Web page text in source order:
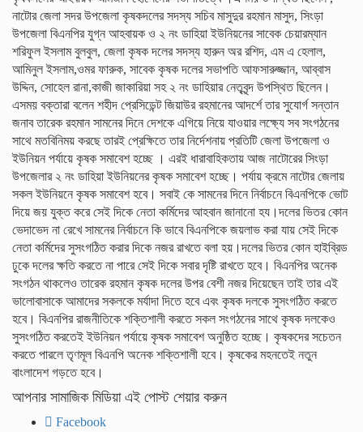
নাটোর জেলা সদর উপজেলা কৃষকদলের সদস্য সচিব মাসুদুর রহমান মাসুদ, সিংড়া
উপজেলা বিএনপির যুগ্ন আহবায়ক ও ২ নং ডাহিয়া ইউনিয়নের সাবেক চেয়ারম্যান
শরিফুল ইসলাম বুলবুল, জেলা কৃষক দলের সদস্য হারুন অর রশিদ, এম এ হেলাল,
আমিনুল ইসলাম,ওমর ফারুক, সাবেক কৃষক দলের সভাপতি আফসারুজ্জান, আব্বাস
উদ্দিন, সোহেল রানা,কাজী জাকারিয়া সহ ২ নং ডাহিয়ার নেতৃবৃন্দ উপস্থিত ছিলেন।
এসময় বক্তারা বলেন শহীদ প্রেসিডেন্ট জিয়াউর রহমানের আদর্শে তার সুযোর্গ সন্তান
জনাব তারেক রহমান সামনের দিনে দেশকে এগিয়ে নিয়ে যাওয়ার লক্ষ্যে সব সংগঠনের
সাথে মতবিনিময় করছে তারই প্রেক্ষিতে তার নির্দেশনায় প্রতিটি জেলা উপজেলা ও
ইউনিয়ন পর্যায়ে কৃষক সমাবেশ হচ্ছে । এরই ধারাবাহিকতায় আজ নাটোরের সিংড়া
উপজেলার ২ নং ডাহিয়া ইউনিয়নের কৃষক সমাবেশ হচ্ছে। পর্যায় ক্রমে নাটোর জেলায়
সকল ইউনিয়নে কৃষক সমাবেশ হবে। সবাই কে সামনের দিনে নির্বাচনে বিএনপিকে ভোট
দিয়ে জয় যুক্ত করে সেই দিকে নেতা কর্মিদের আহবান জানানো হয।দলের ভিতর কোন
ভেদাভেদ না রেখে সামনের নির্বাচনে কি ভাবে বিএনপিকে জয়লাভ করা যায় সেই দিকে
নেতা কর্মিদের সুসংগঠিত করার দিকে নজর রাখতে বলা হয়।দলের ভিতর কোন হাইব্রিড
ঢুকে দলের ক্ষতি করতে না পারে সেই দিকে সবার দৃষ্টি রাখতে হবে। বিএনপির অনেক
সংগঠন থাকলেও তারেক রহমান কৃষক দলের উপর বেশী নজর দিয়েছেন তাই তার এই
ভালোবাসাকে আমাদের সকলকে মর্যাদা দিতে হবে এবং কৃষক দলকে সুসংগঠিত করতে
হবে। বিএনপির রাজনীতিকে শক্তিশালী করতে সকল সংগঠনের সাথে কৃষক দলকেও
সুসংগঠিত করতেই ইউনিয়ন পর্যায়ে কৃষক সমাবেশ অনুষ্ঠিত হচ্ছে। কৃষকদের সচেতন
করতে পারলে তৃণমূল বিএনপি অনেক শক্তিশালী হবে। কৃষকের মহনতেই নতুন
বাংলাদেশ গড়তে হবে।
আপনার সামাজিক মিডিয়া এই পোস্ট শেয়ার করুন
Facebook